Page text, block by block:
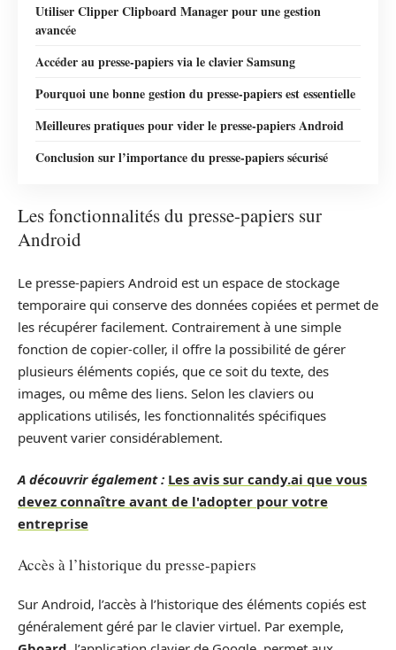
Utiliser Clipper Clipboard Manager pour une gestion
avancée
Accéder au presse-papiers via le clavier Samsung
Pourquoi une bonne gestion du presse-papiers est essentielle
Meilleures pratiques pour vider le presse-papiers Android
Conclusion sur l’importance du presse-papiers sécurisé
Les fonctionnalités du presse-papiers sur
Android
Le presse-papiers Android est un espace de stockage
temporaire qui conserve des données copiées et permet de
les récupérer facilement. Contrairement à une simple
fonction de copier-coller, il offre la possibilité de gérer
plusieurs éléments copiés, que ce soit du texte, des
images, ou même des liens. Selon les claviers ou
applications utilisés, les fonctionnalités spécifiques
peuvent varier considérablement.
A découvrir également : Les avis sur candy.ai que vous
devez connaître avant de l'adopter pour votre
entreprise
Accès à l’historique du presse-papiers
Sur Android, l’accès à l’historique des éléments copiés est
généralement géré par le clavier virtuel. Par exemple,